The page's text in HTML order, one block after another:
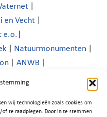
wij technologieën zoals cookies om
te raadplegen. Door in te stemmen
en Vecht
e.o.
Natuurmonumenten
ANWB
Wijdemeren|